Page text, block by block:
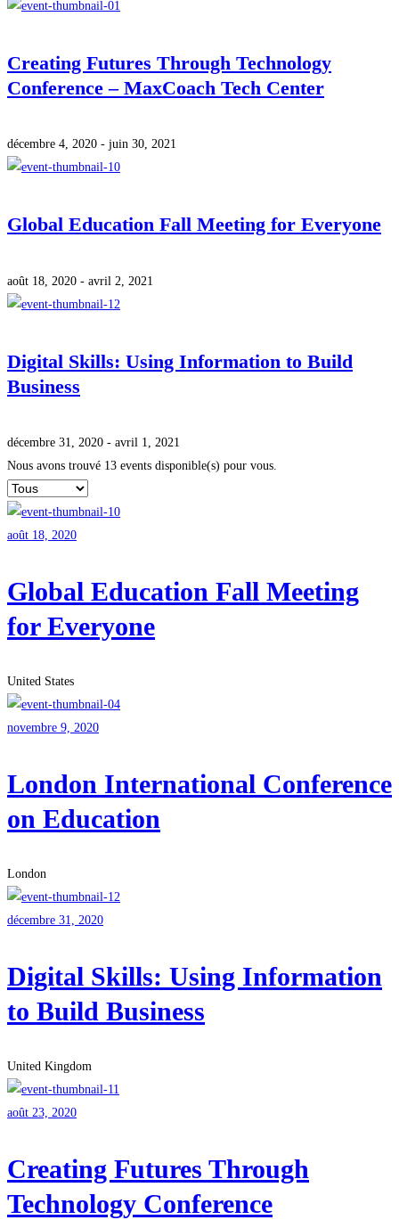
Creating Futures Through Technology
Conference – MaxCoach Tech Center
décembre 4, 2020 - juin 30, 2021
Global Education Fall Meeting for Everyone
août 18, 2020 - avril 2, 2021
Digital Skills: Using Information to Build
Business
décembre 31, 2020 - avril 1, 2021
Nous avons trouvé 13 events disponible(s) pour vous.
août 18, 2020
Global Education Fall Meeting
for Everyone
United States
novembre 9, 2020
London International Conference
on Education
London
décembre 31, 2020
Digital Skills: Using Information
to Build Business
United Kingdom
août 23, 2020
Creating Futures Through
Technology Conference